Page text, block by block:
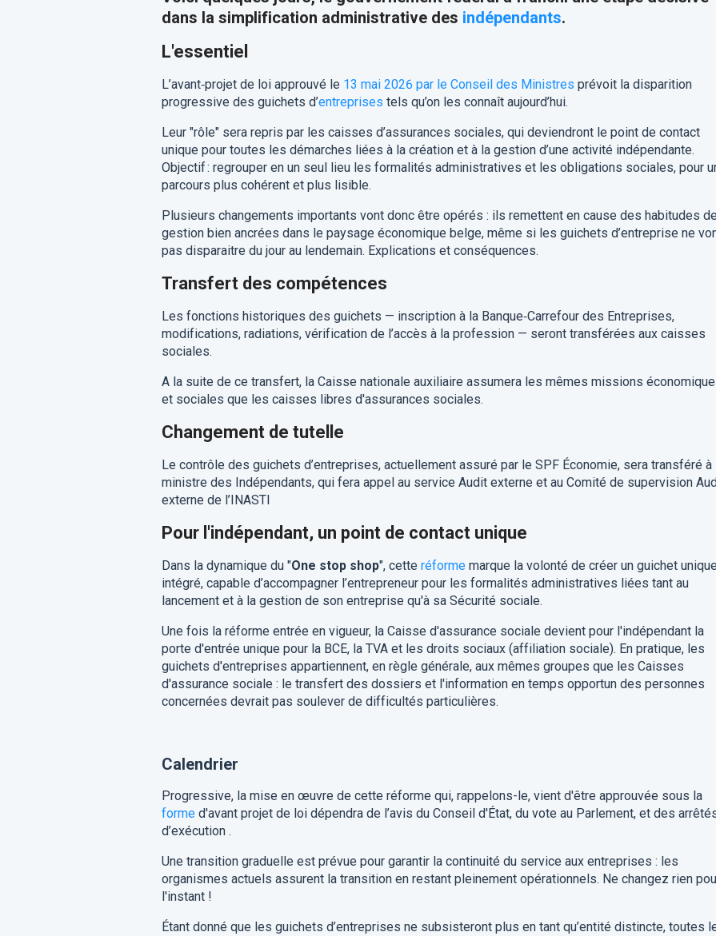
dans la simplification administrative des indépendants.
L'essentiel
L’avant‑projet de loi approuvé le 13 mai 2026 par le Conseil des Ministres prévoit la disparition
progressive des guichets d’entreprises tels qu’on les connaît aujourd’hui.
Leur "rôle" sera repris par les caisses d’assurances sociales, qui deviendront le point de contact
unique pour toutes les démarches liées à la création et à la gestion d’une activité indépendante.
Objectif : regrouper en un seul lieu les formalités administratives et les obligations sociales, pour
parcours plus cohérent et plus lisible.
Plusieurs changements importants vont donc être opérés : ils remettent en cause des habitudes de
gestion bien ancrées dans le paysage économique belge, même si les guichets d’entreprise ne
pas disparaitre du jour au lendemain. Explications et conséquences.
Transfert des compétences
Les fonctions historiques des guichets — inscription à la Banque‑Carrefour des Entreprises,
modifications, radiations, vérification de l’accès à la profession — seront transférées aux caisses
sociales.
A la suite de ce transfert, la Caisse nationale auxiliaire assumera les mêmes missions
et sociales que les caisses libres d'assurances sociales.
Changement de tutelle
Le contrôle des guichets d’entreprises, actuellement assuré par le SPF Économie, sera transféré à
ministre des Indépendants, qui fera appel au service Audit externe et au Comité de supervision
externe de l’INASTI
Pour l'indépendant, un point de contact unique
Dans la dynamique du "One stop shop", cette réformemarque la volonté de créer un guichet
intégré, capable d’accompagner l’entrepreneur pour les formalités administratives liées tant au
lancement et à la gestion de son entreprise qu'à sa Sécurité sociale.
Une fois la réforme entrée en vigueur, la Caisse d'assurance sociale devient pour l'indépendant la
porte d'entrée unique pour la BCE, la TVA et les droits sociaux (affiliation sociale). En pratique, les
guichets d'entreprises appartiennent, en règle générale, aux mêmes groupes que les Caisses
d'assurance sociale : le transfert des dossiers et l'information en temps opportun des personnes
concernées devrait pas soulever de difficultés particulières.
Calendrier
Progressive, la mise en œuvre de cette réforme qui, rappelons-le, vient d'être approuvée sous la
formed'avant projet de loi dépendra de l’avis du Conseil d'État, du vote au Parlement, et des
d’exécution .
Une transition graduelle est prévue pour garantir la continuité du service aux entreprises : les
organismes actuels assurent la transition en restant pleinement opérationnels. Ne changez rien
l'instant !
Étant donné que les guichets d’entreprises ne subsisteront plus en tant qu’entité distincte, toutes